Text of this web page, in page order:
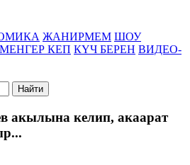
ЖАНИРМЕМ ШОУ
КЕП КҮЧ БЕРЕН ВИДЕО-
Найти
акылына келип, акаарат